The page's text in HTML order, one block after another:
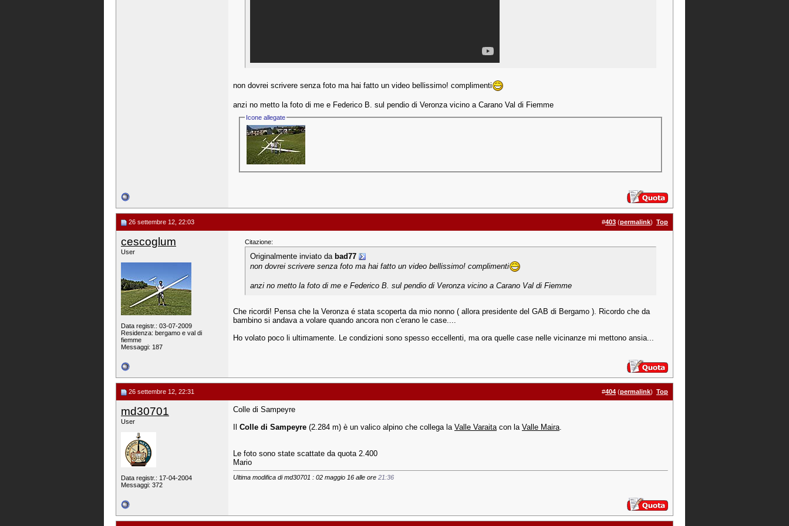
non dovrei scrivere senza foto ma hai fatto un video bellissimo! complimenti
anzi no metto la foto di me e Federico B. sul pendio di Veronza vicino a Carano Val di Fiemme
Icone allegate
26 settembre 12, 22:03 #403 (permalink) Top
cescoglum
User
Data registr.: 03-07-2009
Residenza: bergamo e val di
fiemme
Messaggi: 187
Citazione:
Originalmente inviato da bad77
non dovrei scrivere senza foto ma hai fatto un video bellissimo! complimenti
anzi no metto la foto di me e Federico B. sul pendio di Veronza vicino a Carano Val di Fiemme
Che ricordi! Pensa che la Veronza é stata scoperta da mio nonno ( allora presidente del GAB di Bergamo ). Ricordo che da
bambino si andava a volare quando ancora non c'erano le case....
Ho volato poco li ultimamente. Le condizioni sono spesso eccellenti, ma ora quelle case nelle vicinanze mi mettono ansia...
26 settembre 12, 22:31 #404 (permalink) Top
md30701
User
Data registr.: 17-04-2004
Messaggi: 372
Colle di Sampeyre
Colle di Sampeyre (2.284 m) è un valico alpino che collega la Valle Varaitacon la Valle Maira.
Le foto sono state scattate da quota 2.400
Mario
Ultima modifica di md30701 : 02 maggio 16 alle ore 21:36